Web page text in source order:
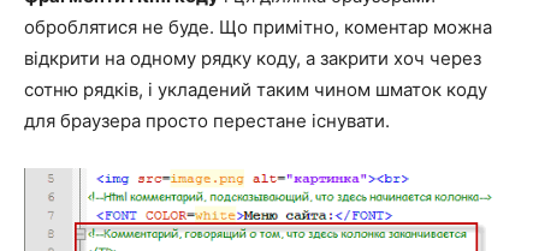
оброблятися не буде. Що примітно, коментар можна
відкрити на одному рядку коду, а закрити хоч через
сотню рядків, і укладений таким чином шматок коду
для браузера просто перестане існувати.